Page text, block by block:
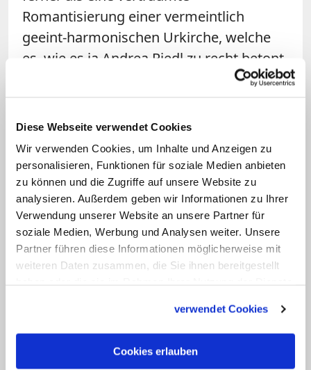
Diese Webseite verwendet Cookies
Wir verwenden Cookies, um Inhalte und Anzeigen zu
personalisieren, Funktionen für soziale Medien anbieten
zu können und die Zugriffe auf unsere Website zu
analysieren. Außerdem geben wir Informationen zu Ihrer
Verwendung unserer Website an unsere Partner für
soziale Medien, Werbung und Analysen weiter. Unsere
Partner führen diese Informationen möglicherweise mit
weiteren Daten zusammen, die Sie ihnen bereitgestellt
verwendet Cookies
Cookies erlauben
Romantisierung einer vermeintlich
geeint-harmonischen Urkirche, welche
es, wie es ja Andrea Riedl zu recht betont,
so nie gegeben hat", schrieb Schnabel in
"Um es schonungslos zu sagen: Die
Berechnung des christlichen
Jahresostern hatte auf dem Konzil von
Nikaia eine anti-jüdische Stoßrichtung,
die eben das jüdische 'alte' Pascha durch
das christliche 'neue' Pascha abgelöst
und ersetzt hat", so der Ordensmann
weiter. Diese Theologie schwinge bis
Austausch mit Judentum Zukunft